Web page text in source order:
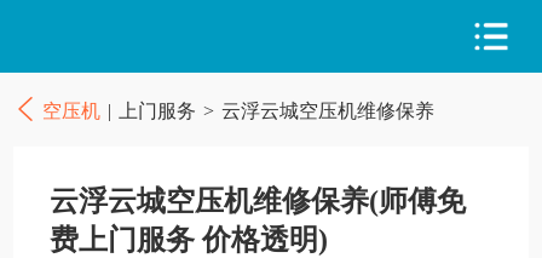
空压机 | 上门服务 > 云浮云城空压机维修保养
云浮云城空压机维修保养(师傅免
费上门服务 价格透明)